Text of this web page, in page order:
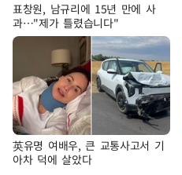
표창원, 남규리에 15년 만에 사
과…"제가 틀렸습니다"
英유명 여배우, 큰 교통사고서 기
아차 덕에 살았다